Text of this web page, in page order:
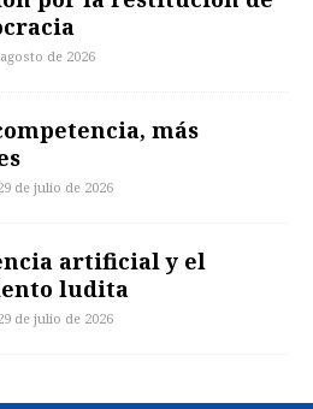
de 2026
más
de julio de 2026
artificial y el
ludita
de julio de 2026